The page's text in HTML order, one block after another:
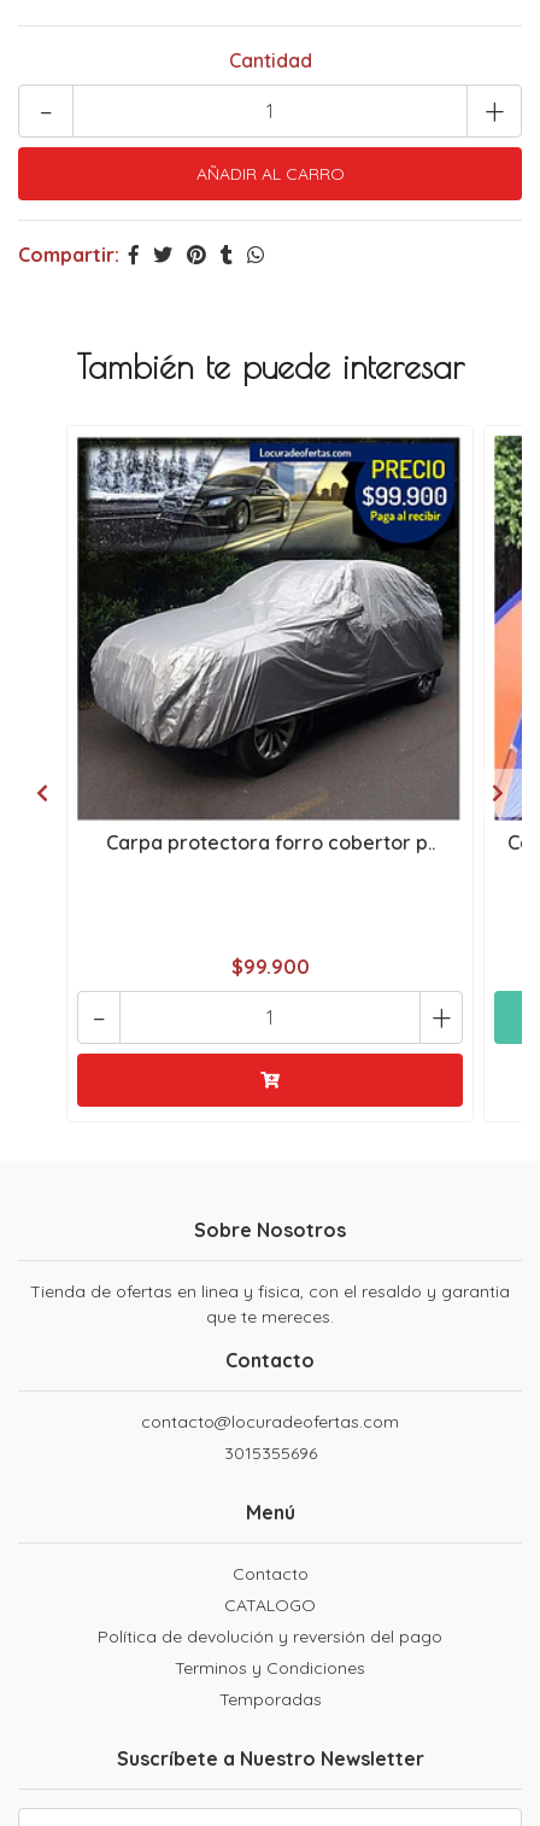
Cantidad
+
-
Compartir:
También te puede interesar
Carpa protectora forro cobertor p..
$99.900
+
-
Sobre Nosotros
Tienda de ofertas en linea y fisica, con el resaldo y garantia
que te mereces.
Contacto
contacto@locuradeofertas.com
3015355696
Menú
Contacto
CATALOGO
Política de devolución y reversión del pago
Terminos y Condiciones
Temporadas
Suscríbete a Nuestro Newsletter